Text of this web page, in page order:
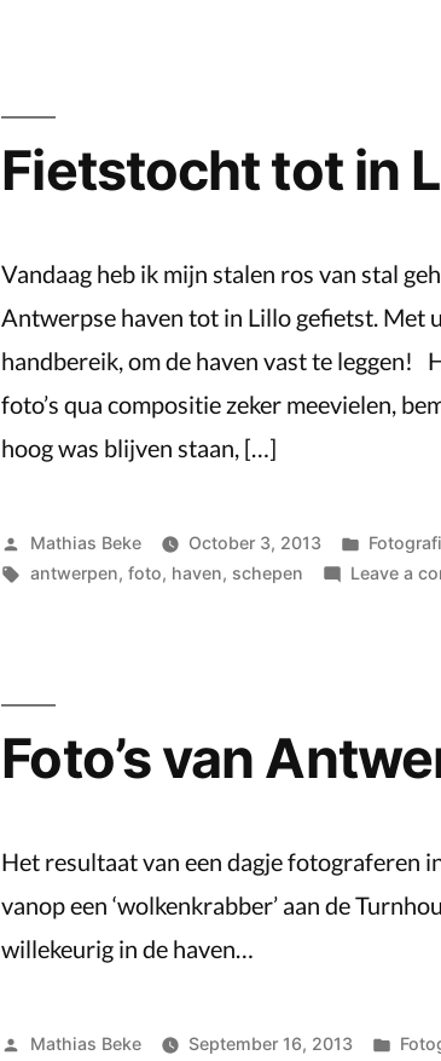
Fietstocht tot in
Vandaag heb ik mijn stalen ros van stal
Antwerpse haven tot in Lillo gefietst. Met
handbereik, om de haven vast te leggen!
foto’s qua compositie zeker meevielen,
hoog was blijven staan, […]
Posted
by
Mathias Beke October 3, 2013
Posted
in
Tags:
antwerpen, foto, haven, schepen Leave a
Foto’s van
Het resultaat van een dagje fotograferen
vanop een ‘wolkenkrabber’ aan de
willekeurig in de haven…
Posted
Mathias Beke September 16, 2013